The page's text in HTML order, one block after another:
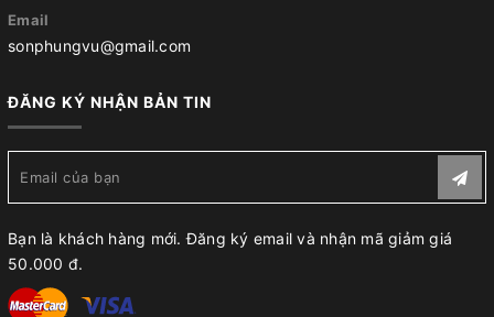
Email
sonphungvu@gmail.com
ĐĂNG KÝ NHẬN BẢN TIN
Bạn là khách hàng mới. Đăng ký email và nhận mã giảm giá
50.000 đ.